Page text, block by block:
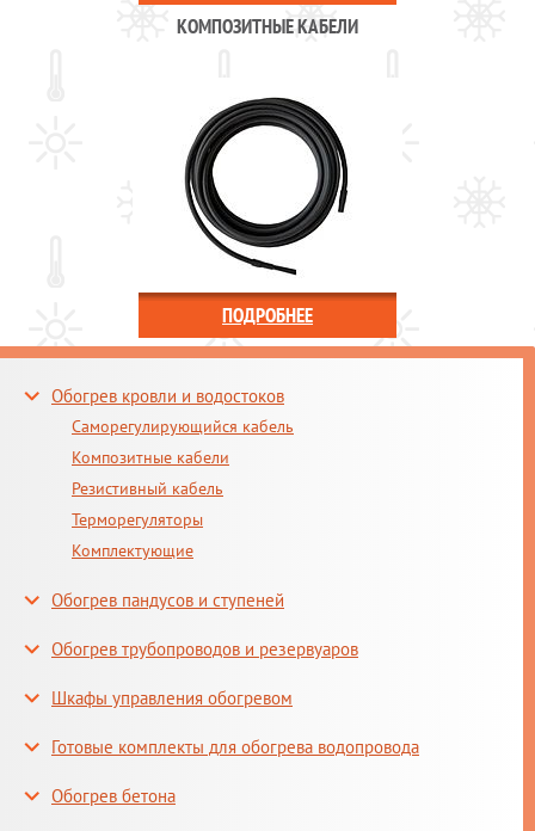
КОМПОЗИТНЫЕ КАБЕЛИ
ПОДРОБНЕЕ
Обогрев кровли и водостоков
Саморегулирующийся кабель
Композитные кабели
Резистивный кабель
Терморегуляторы
Комплектующие
Обогрев пандусов и ступеней
Обогрев трубопроводов и резервуаров
Шкафы управления обогревом
Готовые комплекты для обогрева водопровода
Обогрев бетона